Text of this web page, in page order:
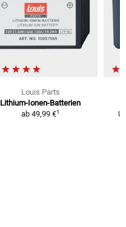
Louis Parts
Lithium-Ionen-Batterien
ab 49,99 €1